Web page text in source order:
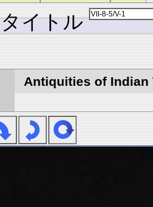
タイトル
Antiquities of Indian